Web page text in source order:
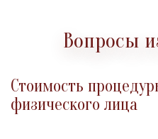
Вопросы
Стоимость
физического лица